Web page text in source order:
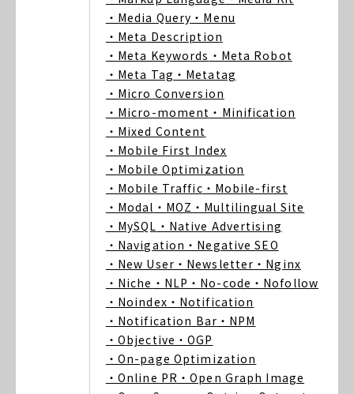
・Media Query ・Menu
・Meta Description
・Meta Keywords ・Meta Robot
・Meta Tag ・Metatag
・Micro Conversion
・Micro-moment ・Minification
・Mixed Content
・Mobile First Index
・Mobile Optimization
・Mobile Traffic ・Mobile-first
・Modal ・MOZ ・Multilingual Site
・MySQL ・Native Advertising
・Navigation ・Negative SEO
・New User ・Newsletter ・Nginx
・Niche ・NLP ・No-code ・Nofollow
・Noindex ・Notification
・Notification Bar ・NPM
・Objective ・OGP
・On-page Optimization
・Online PR ・Open Graph Image